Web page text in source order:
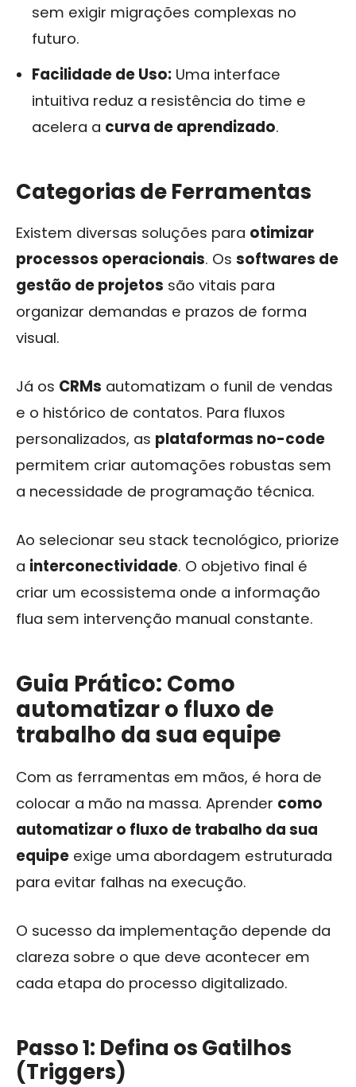
sem exigir migrações complexas no
futuro.
Facilidade de Uso: Uma interface
intuitiva reduz a resistência do time e
acelera a curva de aprendizado.
Categorias de Ferramentas
Existem diversas soluções para otimizar
processos operacionais. Os softwares de
gestão de projetos são vitais para
organizar demandas e prazos de forma
visual.
Já os CRMs automatizam o funil de vendas
e o histórico de contatos. Para fluxos
personalizados, as plataformas no-code
permitem criar automações robustas sem
a necessidade de programação técnica.
Ao selecionar seu stack tecnológico, priorize
a interconectividade. O objetivo final é
criar um ecossistema onde a informação
flua sem intervenção manual constante.
Guia Prático: Como
automatizar o fluxo de
trabalho da sua equipe
Com as ferramentas em mãos, é hora de
colocar a mão na massa. Aprender como
automatizar o fluxo de trabalho da sua
equipe exige uma abordagem estruturada
para evitar falhas na execução.
O sucesso da implementação depende da
clareza sobre o que deve acontecer em
cada etapa do processo digitalizado.
Passo 1: Defina os Gatilhos
(Triggers)